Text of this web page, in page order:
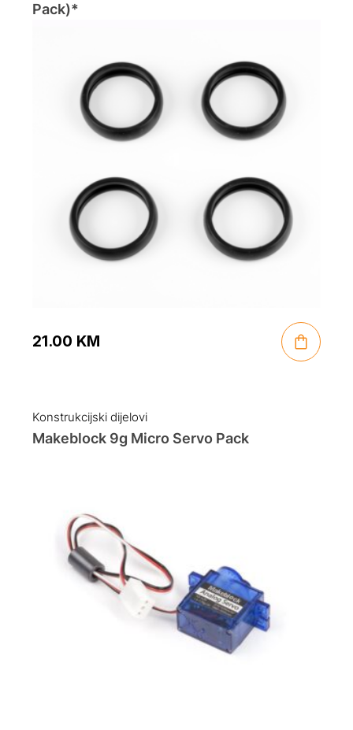
Pack)*
21.00 KM
Konstrukcijski dijelovi
Makeblock 9g Micro Servo Pack